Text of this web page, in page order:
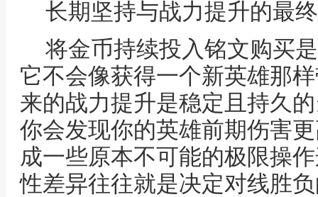
长期坚持与战力提升的最
将金币持续投入铭文购买
它不会像获得一个新英雄那
来的战力提升是稳定且持久
你会发现你的英雄前期伤害
成一些原本不可能的极限操
性差异往往就是决定对线胜